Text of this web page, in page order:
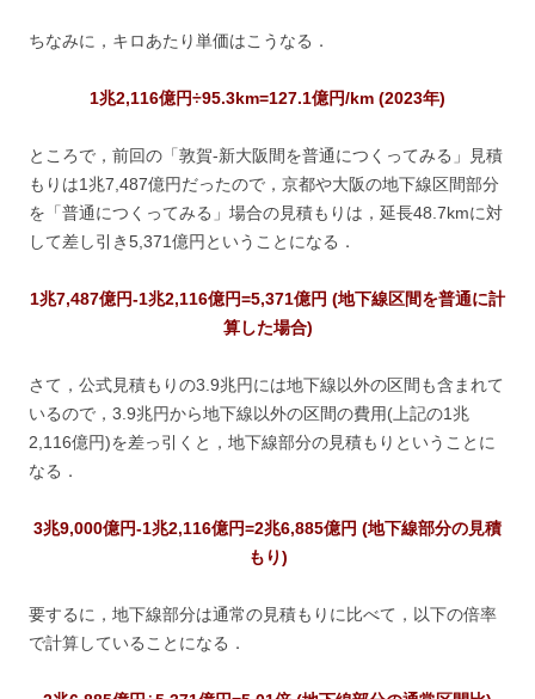
ちなみに，キロあたり単価はこうなる．
1兆2,116億円÷95.3km=127.1億円/km (2023年)
ところで，前回の「敦賀-新大阪間を普通につくってみる」見積
もりは1兆7,487億円だったので，京都や大阪の地下線区間部分
を「普通につくってみる」場合の見積もりは，延長48.7kmに対
して差し引き5,371億円ということになる．
1兆7,487億円-1兆2,116億円=5,371億円 (地下線区間を普通に計
算した場合)
さて，公式見積もりの3.9兆円には地下線以外の区間も含まれて
いるので，3.9兆円から地下線以外の区間の費用(上記の1兆
2,116億円)を差っ引くと，地下線部分の見積もりということに
なる．
3兆9,000億円-1兆2,116億円=2兆6,885億円 (地下線部分の見積
もり)
要するに，地下線部分は通常の見積もりに比べて，以下の倍率
で計算していることになる．